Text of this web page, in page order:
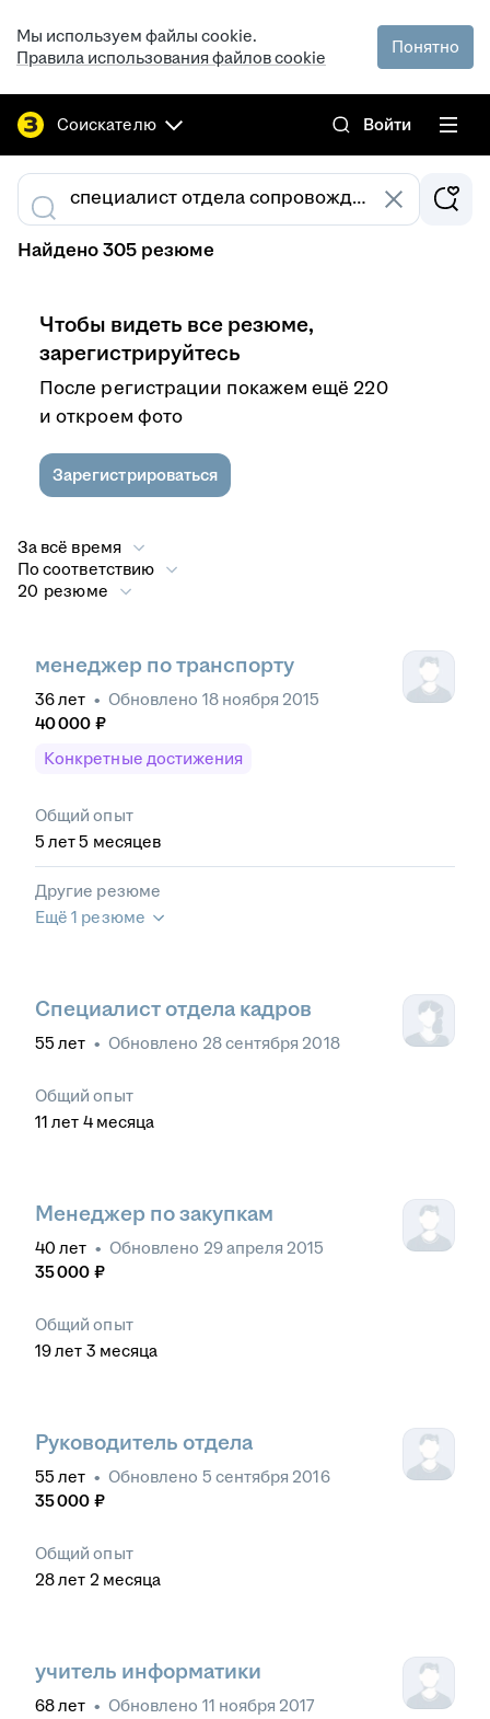
Мы используем файлы cookie.
Правила использования файлов cookie
Понятно
Соискателю Войти
Найдено 305 резюме
Чтобы видеть все резюме,
зарегистрируйтесь
После регистрации покажем ещё 220
и откроем фото
Зарегистрироваться
За всё время
По соответствию
20 резюме
менеджер по транспорту
36лет • Обновлено 18 ноября 2015
40 000 ₽
Конкретные достижения
Общий опыт
5 лет 5 месяцев
Другие резюме
Ещё 1 резюме
Специалист отдела кадров
55 лет • Обновлено 28 сентября 2018
Общий опыт
11 лет 4 месяца
Менеджер по закупкам
40 лет • Обновлено 29 апреля 2015
35 000 ₽
Общий опыт
19лет 3 месяца
Руководитель отдела
55 лет • Обновлено 5 сентября 2016
35 000 ₽
Общий опыт
28лет 2 месяца
учитель информатики
68лет • Обновлено 11 ноября 2017